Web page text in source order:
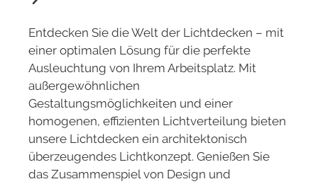
Entdecken Sie die Welt der Lichtdecken – mit
einer optimalen Lösung für die perfekte
Ausleuchtung von Ihrem Arbeitsplatz. Mit
außergewöhnlichen
Gestaltungsmöglichkeiten und einer
homogenen, effizienten Lichtverteilung bieten
unsere Lichtdecken ein architektonisch
überzeugendes Lichtkonzept. Genießen Sie
das Zusammenspiel von Design und